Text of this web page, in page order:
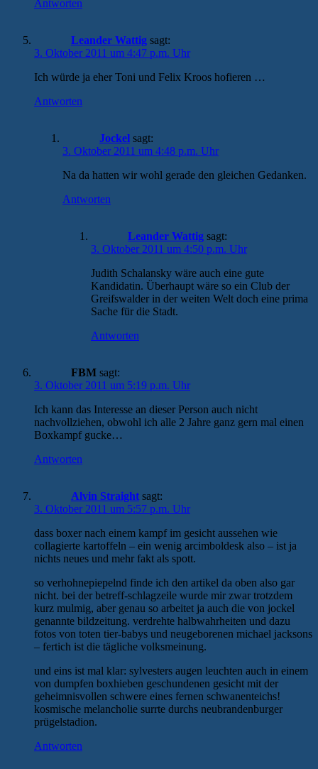
Antworten
Leander Wattig sagt:
3. Oktober 2011 um 4:47 p.m. Uhr
Ich würde ja eher Toni und Felix Kroos hofieren …
Antworten
Jockel sagt:
3. Oktober 2011 um 4:48 p.m. Uhr
Na da hatten wir wohl gerade den gleichen Gedanken.
Antworten
Leander Wattig sagt:
3. Oktober 2011 um 4:50 p.m. Uhr
Judith Schalansky wäre auch eine gute
Kandidatin. Überhaupt wäre so ein Club der
Greifswalder in der weiten Welt doch eine prima
Sache für die Stadt.
Antworten
FBM sagt:
3. Oktober 2011 um 5:19 p.m. Uhr
Ich kann das Interesse an dieser Person auch nicht
nachvollziehen, obwohl ich alle 2 Jahre ganz gern mal einen
Boxkampf gucke…
Antworten
Alvin Straight sagt:
3. Oktober 2011 um 5:57 p.m. Uhr
dass boxer nach einem kampf im gesicht aussehen wie
collagierte kartoffeln – ein wenig arcimboldesk also – ist ja
nichts neues und mehr fakt als spott.
so verhohnepiepelnd finde ich den artikel da oben also gar
nicht. bei der betreff-schlagzeile wurde mir zwar trotzdem
kurz mulmig, aber genau so arbeitet ja auch die von jockel
genannte bildzeitung. verdrehte halbwahrheiten und dazu
fotos von toten tier-babys und neugeborenen michael jacksons
– fertich ist die tägliche volksmeinung.
und eins ist mal klar: sylvesters augen leuchten auch in einem
von dumpfen boxhieben geschundenen gesicht mit der
geheimnisvollen schwere eines fernen schwanenteichs!
kosmische melancholie surrte durchs neubrandenburger
prügelstadion.
Antworten